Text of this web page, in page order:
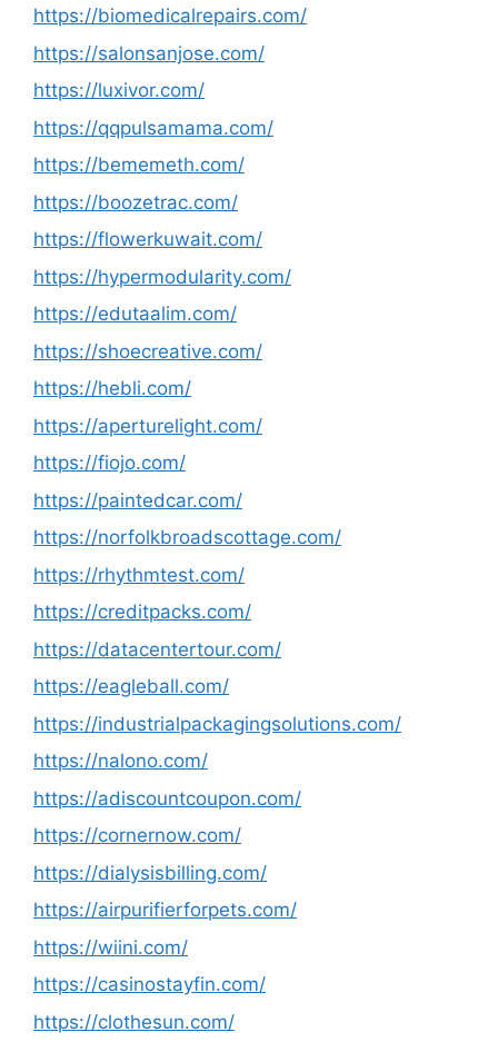
https://biomedicalrepairs.com/
https://salonsanjose.com/
https://luxivor.com/
https://qqpulsamama.com/
https://bememeth.com/
https://boozetrac.com/
https://flowerkuwait.com/
https://hypermodularity.com/
https://edutaalim.com/
https://shoecreative.com/
https://hebli.com/
https://aperturelight.com/
https://fiojo.com/
https://paintedcar.com/
https://norfolkbroadscottage.com/
https://rhythmtest.com/
https://creditpacks.com/
https://datacentertour.com/
https://eagleball.com/
https://industrialpackagingsolutions.com/
https://nalono.com/
https://adiscountcoupon.com/
https://cornernow.com/
https://dialysisbilling.com/
https://airpurifierforpets.com/
https://wiini.com/
https://casinostayfin.com/
https://clothesun.com/